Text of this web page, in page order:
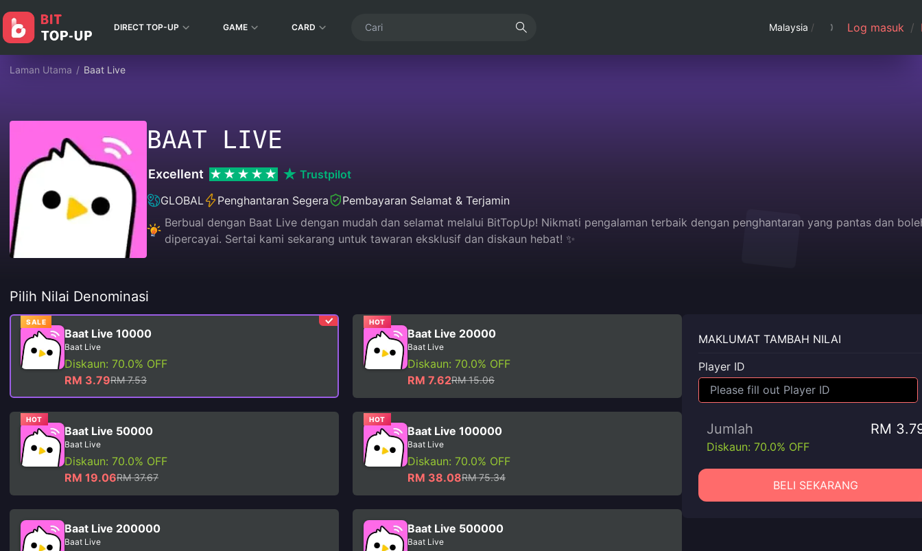
DIRECT TOP-UP GAME CARD Malaysia / Log masuk /
Laman Utama / Baat Live
BAAT LIVE
Excellent
Trustpilot
GLOBAL
Penghantaran Segera
Pembayaran Selamat & Terjamin
Berbual dengan Baat Live dengan mudah dan selamat melalui BitTopUp! Nikmati pengalaman terbaik dengan penghantaran yang pantas dan
dipercayai. Sertai kami sekarang untuk tawaran eksklusif dan diskaun hebat! ✨
Pilih Nilai Denominasi
SALE
Baat Live 10000
Baat Live
Diskaun: 70.0% OFF
RM 3.79RM 7.53
HOT
Baat Live 20000
Baat Live
Diskaun: 70.0% OFF
RM 7.62RM 15.06
HOT
Baat Live 50000
Baat Live
Diskaun: 70.0% OFF
RM 19.06RM 37.67
HOT
Baat Live 100000
Baat Live
Diskaun: 70.0% OFF
RM 38.08RM 75.34
Baat Live 200000
Baat Live
Baat Live 500000
Baat Live
MAKLUMAT TAMBAH NILAI
Player ID
Jumlah RM
Diskaun: 70.0% OFF
BELI SEKARANG